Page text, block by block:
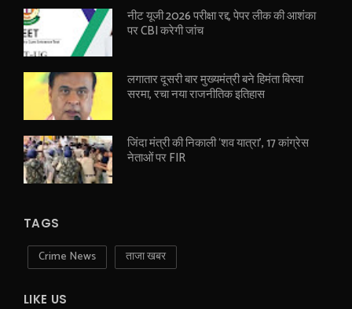
नीट यूजी 2026 परीक्षा रद्द, पेपर लीक की आशंका
पर CBI करेगी जांच
लगातार दूसरी बार मुख्यमंत्री बने हिमंता बिस्वा
सरमा, रचा नया राजनीतिक इतिहास
जिंदा मंत्री की निकाली ‘शव यात्रा’, 17 कांग्रेस
नेताओं पर FIR
TAGS
Crime News ताजा खबर
LIKE US